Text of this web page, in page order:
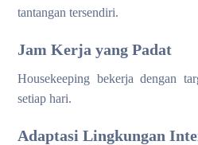
tantangan tersendiri.
Jam Kerja yang Padat
Housekeeping bekerja dengan
setiap hari.
Adaptasi Lingkungan